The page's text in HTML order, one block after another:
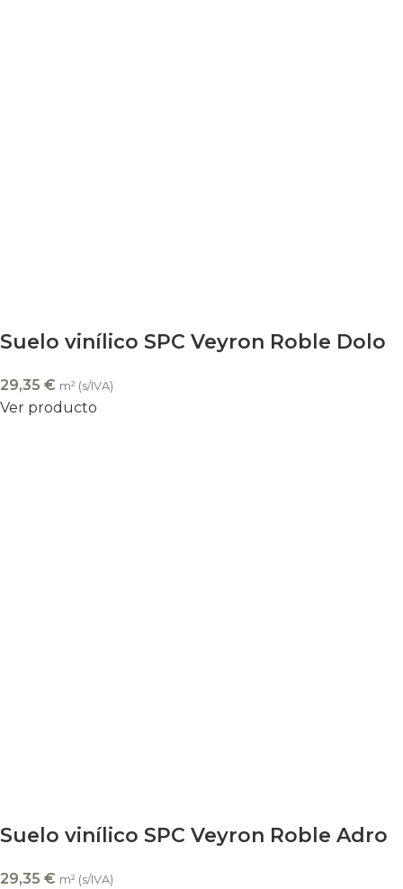
Suelo vinílico SPC Veyron Roble Dolo
29,35 € m² (s/IVA)
Ver producto
Suelo vinílico SPC Veyron Roble Adro
29,35 € m² (s/IVA)